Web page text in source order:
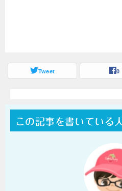
Tweet 0
この記事を書いている人